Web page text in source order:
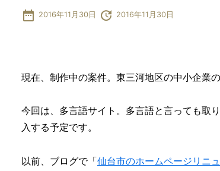
date_range 2016年11月30日 update 2016年11月30日
現在、制作中の案件。東三河地区の中小企業
今回は、多言語サイト。多言語と言っても取
入する予定です。
以前、ブログで「仙台市のホームページリニ